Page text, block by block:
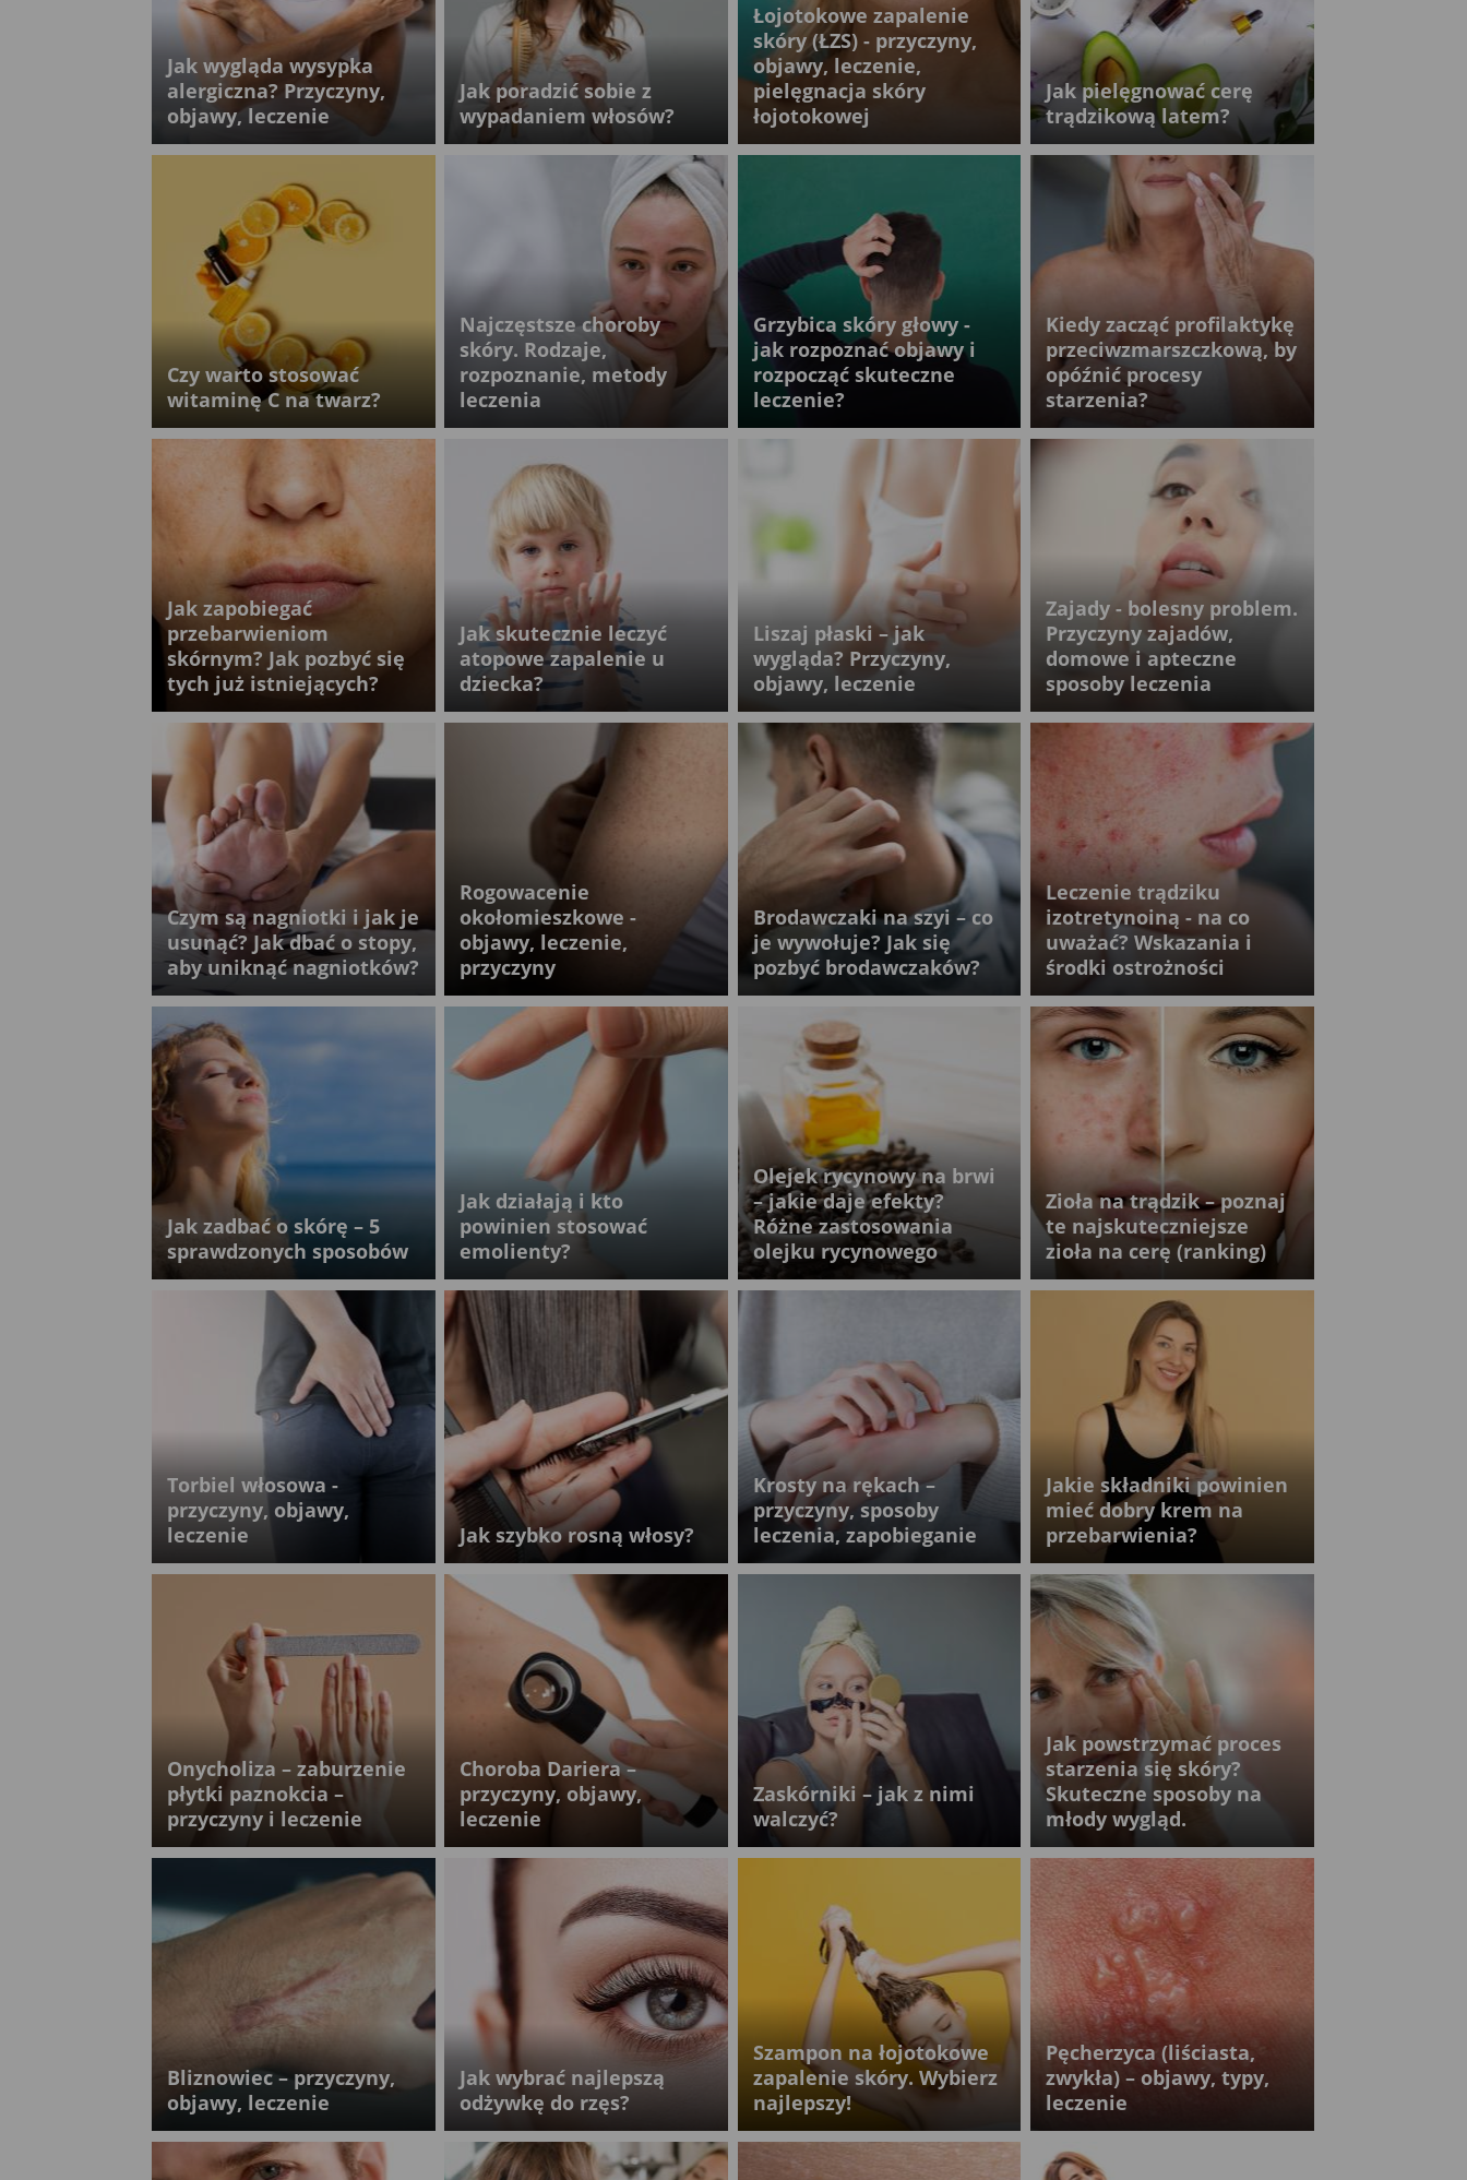
Jak wygląda wysypka
alergiczna? Przyczyny,
objawy, leczenie
Jak poradzić sobie z
wypadaniem włosów?
Łojotokowe zapalenie
skóry (ŁZS) - przyczyny,
objawy, leczenie,
pielęgnacja skóry
łojotokowej
Jak pielęgnować cerę
trądzikową latem?
Czy warto stosować
witaminę C na twarz?
Najczęstsze choroby
skóry. Rodzaje,
rozpoznanie, metody
leczenia
Grzybica skóry głowy -
jak rozpoznać objawy i
rozpocząć skuteczne
leczenie?
Kiedy zacząć profilaktykę
przeciwzmarszczkową, by
opóźnić procesy
starzenia?
Jak zapobiegać
przebarwieniom
skórnym? Jak pozbyć się
tych już istniejących?
Jak skutecznie leczyć
atopowe zapalenie u
dziecka?
Liszaj płaski – jak
wygląda? Przyczyny,
objawy, leczenie
Zajady - bolesny problem.
Przyczyny zajadów,
domowe i apteczne
sposoby leczenia
Czym są nagniotki i jak je
usunąć? Jak dbać o stopy,
aby uniknąć nagniotków?
Rogowacenie
okołomieszkowe -
objawy, leczenie,
przyczyny
Brodawczaki na szyi – co
je wywołuje? Jak się
pozbyć brodawczaków?
Leczenie trądziku
izotretynoiną - na co
uważać? Wskazania i
środki ostrożności
Jak zadbać o skórę – 5
sprawdzonych sposobów
Jak działają i kto
powinien stosować
emolienty?
Olejek rycynowy na brwi
– jakie daje efekty?
Różne zastosowania
olejku rycynowego
Zioła na trądzik – poznaj
te najskuteczniejsze
zioła na cerę (ranking)
Torbiel włosowa -
przyczyny, objawy,
leczenie
Jak szybko rosną włosy?
Krosty na rękach –
przyczyny, sposoby
leczenia, zapobieganie
Jakie składniki powinien
mieć dobry krem na
przebarwienia?
Onycholiza – zaburzenie
płytki paznokcia –
przyczyny i leczenie
Choroba Dariera –
przyczyny, objawy,
leczenie
Zaskórniki – jak z nimi
walczyć?
Jak powstrzymać proces
starzenia się skóry?
Skuteczne sposoby na
młody wygląd.
Bliznowiec – przyczyny,
objawy, leczenie
Jak wybrać najlepszą
odżywkę do rzęs?
Szampon na łojotokowe
zapalenie skóry. Wybierz
najlepszy!
Pęcherzyca (liściasta,
zwykła) – objawy, typy,
leczenie